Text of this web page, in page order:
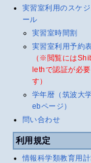
実習室利用のスケジ
ール
実習室時間割
実習室利用予約
（※閲覧には
lethで認証が必
す）
学年暦（筑波大
ebページ）
問い合わせ
利用規定
情報科学類教育用